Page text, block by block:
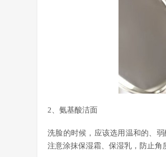
2、氨基酸洁面
洗脸的时候，应该选用温和的、
注意涂抹保湿霜、保湿乳，防止角